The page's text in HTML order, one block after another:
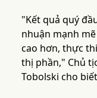
"Kết quả quý
nhuận mạnh
cao hơn, thực
thị phần," Chủ
Tobolski cho